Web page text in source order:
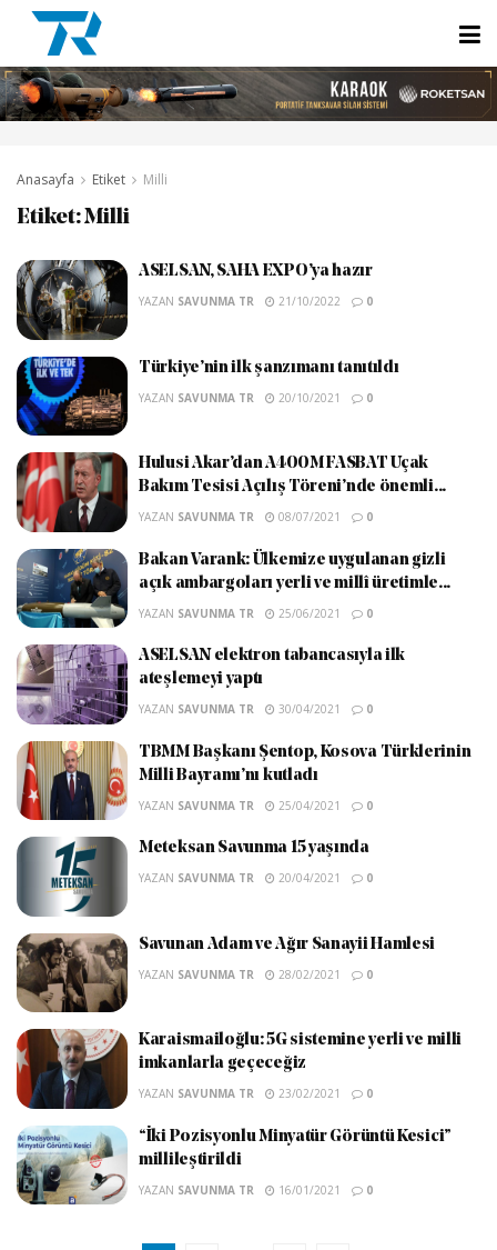
Anasayfa Etiket Milli
Etiket:Milli
ASELSAN, SAHA EXPO’ya hazır
YAZAN SAVUNMA TR 21/10/2022 0
Türkiye’nin ilk şanzımanı tanıtıldı
YAZAN SAVUNMA TR 20/10/2021 0
Hulusi Akar’dan A400M FASBAT Uçak
Bakım Tesisi Açılış Töreni’nde önemli...
YAZAN SAVUNMA TR 08/07/2021 0
Bakan Varank: Ülkemize uygulanan gizli
açık ambargoları yerli ve millî üretimle...
YAZAN SAVUNMA TR 25/06/2021 0
ASELSAN elektron tabancasıyla ilk
ateşlemeyi yaptı
YAZAN SAVUNMA TR 30/04/2021 0
TBMM Başkanı Şentop, Kosova Türklerinin
Milli Bayramı’nı kutladı
YAZAN SAVUNMA TR 25/04/2021 0
Meteksan Savunma 15 yaşında
YAZAN SAVUNMA TR 20/04/2021 0
Savunan Adam ve Ağır Sanayii Hamlesi
YAZAN SAVUNMA TR 28/02/2021 0
Karaismailoğlu: 5G sistemine yerli ve milli
imkanlarla geçeceğiz
YAZAN SAVUNMA TR 23/02/2021 0
“İki Pozisyonlu Minyatür Görüntü Kesici”
millileştirildi
YAZAN SAVUNMA TR 16/01/2021 0